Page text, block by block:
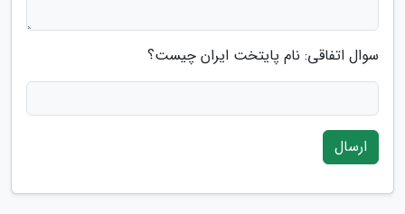
سوال اتفاقی: نام پایتخت ایران چیست؟
ارسال